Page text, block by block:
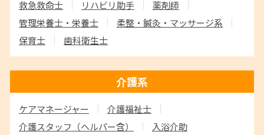
救急救命士
リハビリ助手
薬剤師
管理栄養士・栄養士
柔整・鍼灸・マッサージ系
保育士
歯科衛生士
介護系
ケアマネージャー
介護福祉士
介護スタッフ （ヘルパー含） 入浴介助